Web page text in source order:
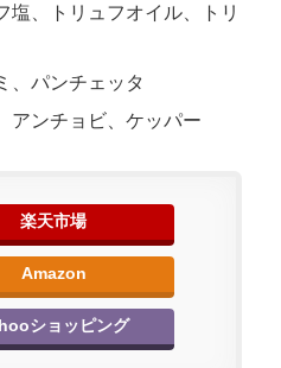
塩、トリュフオイル、トリ
、パンチェッタ
アンチョビ、ケッパー
楽天市場
Amazon
ショッピング